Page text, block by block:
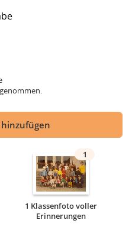
1
1 Klassenfoto voller
Erinnerungen